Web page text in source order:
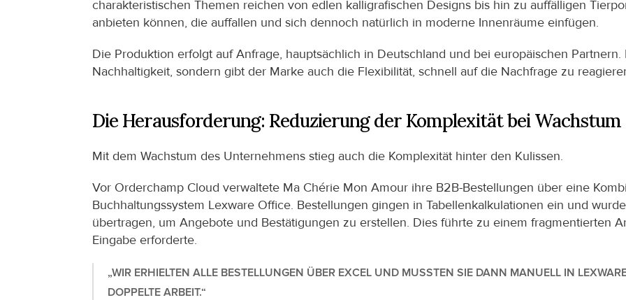
charakteristischen Themen reichen von edlen kalligrafischen Designs bis hin zu auffälligen
anbieten können, die auffallen und sich dennoch natürlich in moderne Innenräume einfügen.
Die Produktion erfolgt auf Anfrage, hauptsächlich in Deutschland und bei europäischen
Nachhaltigkeit, sondern gibt der Marke auch die Flexibilität, schnell auf die Nachfrage zu
Die Herausforderung: Reduzierung der Komplexität bei Wachstum
Mit dem Wachstum des Unternehmens stieg auch die Komplexität hinter den Kulissen.
Vor Orderchamp Cloud verwaltete Ma Chérie Mon Amour ihre B2B-Bestellungen über eine
Buchhaltungssystem Lexware Office. Bestellungen gingen in Tabellenkalkulationen ein und
übertragen, um Angebote und Bestätigungen zu erstellen. Dies führte zu einem fragmentierten
Eingabe erforderte.
„WIR ERHIELTEN ALLE BESTELLUNGEN ÜBER EXCEL UND MUSSTEN SIE DANN MANUELL IN
DOPPELTE ARBEIT.“